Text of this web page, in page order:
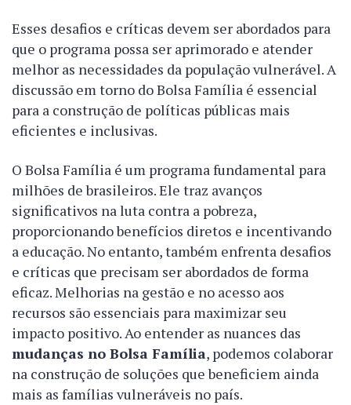
Esses desafios e críticas devem ser abordados para
que o programa possa ser aprimorado e atender
melhor as necessidades da população vulnerável. A
discussão em torno do Bolsa Família é essencial
para a construção de políticas públicas mais
eficientes e inclusivas.
O Bolsa Família é um programa fundamental para
milhões de brasileiros. Ele traz avanços
significativos na luta contra a pobreza,
proporcionando benefícios diretos e incentivando
a educação. No entanto, também enfrenta desafios
e críticas que precisam ser abordados de forma
eficaz. Melhorias na gestão e no acesso aos
recursos são essenciais para maximizar seu
impacto positivo. Ao entender as nuances das
mudanças no Bolsa Família, podemos colaborar
na construção de soluções que beneficiem ainda
mais as famílias vulneráveis no país.